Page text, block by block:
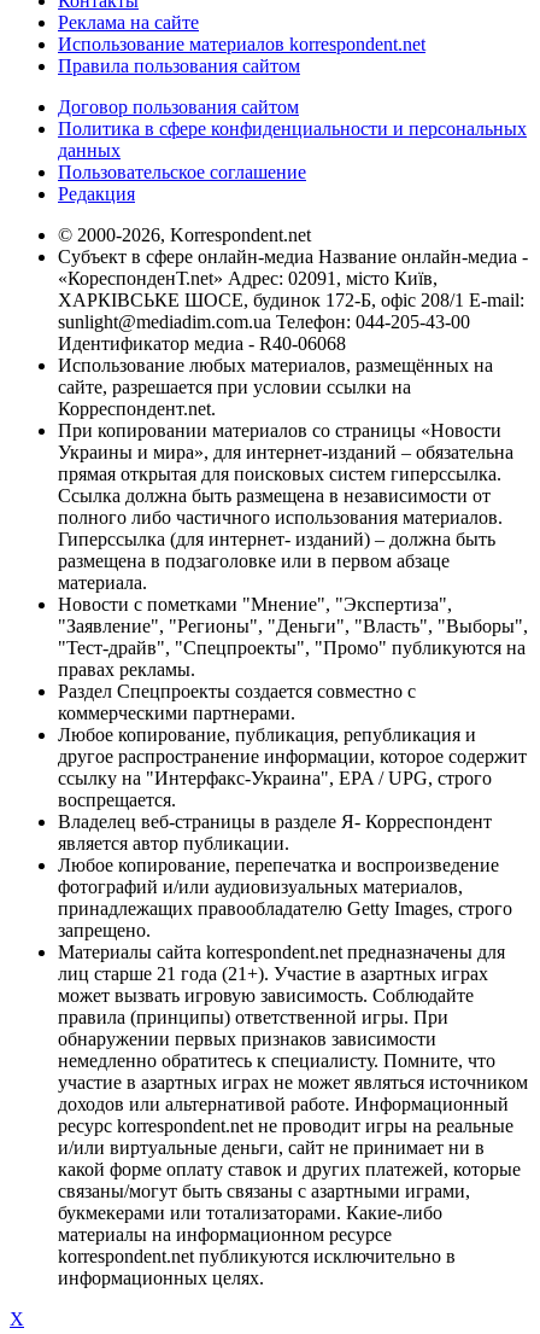
Реклама на сайте
Использование материалов korrespondent.net
Правила пользования сайтом
Договор пользования сайтом
Политика в сфере конфиденциальности и персональных
данных
Пользовательское соглашение
Редакция
© 2000-2026, Korrespondent.net
Субъект в сфере онлайн-медиа Название онлайн-медиа -
«КореспонденТ.net» Адрес: 02091, місто Київ,
ХАРКІВСЬКЕ ШОСЕ, будинок 172-Б, офіс 208/1 E-mail:
sunlight@mediadim.com.ua Телефон: 044-205-43-00
Идентификатор медиа - R40-06068
Использование любых материалов, размещённых на
сайте, разрешается при условии ссылки на
Корреспондент.net.
При копировании материалов со страницы «Новости
Украины и мира», для интернет-изданий – обязательна
прямая открытая для поисковых систем гиперссылка.
Ссылка должна быть размещена в независимости от
полного либо частичного использования материалов.
Гиперссылка (для интернет- изданий) – должна быть
размещена в подзаголовке или в первом абзаце
материала.
Новости с пометками "Мнение", "Экспертиза",
"Заявление", "Регионы", "Деньги", "Власть", "Выборы",
"Тест-драйв", "Спецпроекты", "Промо" публикуются на
правах рекламы.
Раздел Спецпроекты создается совместно с
коммерческими партнерами.
Любое копирование, публикация, републикация и
другое распространение информации, которое содержит
ссылку на "Интерфакс-Украина", EPA / UPG, строго
воспрещается.
Владелец веб-страницы в разделе Я- Корреспондент
является автор публикации.
Любое копирование, перепечатка и воспроизведение
фотографий и/или аудиовизуальных материалов,
принадлежащих правообладателю Getty Images, строго
запрещено.
Материалы сайта korrespondent.net предназначены для
лиц старше 21 года (21+). Участие в азартных играх
может вызвать игровую зависимость. Соблюдайте
правила (принципы) ответственной игры. При
обнаружении первых признаков зависимости
немедленно обратитесь к специалисту. Помните, что
участие в азартных играх не может являться источником
доходов или альтернативой работе. Информационный
ресурс korrespondent.net не проводит игры на реальные
и/или виртуальные деньги, сайт не принимает ни в
какой форме оплату ставок и других платежей, которые
связаны/могут быть связаны с азартными играми,
букмекерами или тотализаторами. Какие-либо
материалы на информационном ресурсе
korrespondent.net публикуются исключительно в
информационных целях.
X